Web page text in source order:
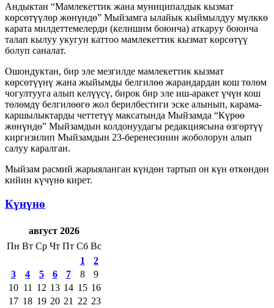
Андыктан “Мамлекеттик жана муниципалдык кызмат
көрсөтүүлөр жөнүндө” Мыйзамга ылайык кыймылдуу мүлккө
карата милдеттемелерди (келишим боюнча) аткаруу боюнча
талап кылуу укугун каттоо мамлекеттик кызмат көрсөтүү
болуп саналат.
Ошондуктан, бир эле мезгилде мамлекеттик кызмат
көрсөтүүнү жана жыйымды белгилөө жарандардан кош төлөм
чогултууга алып келүүсү, бирок бир эле иш-аракет үчүн кош
төлөмдү белгилөөгө жол берилбестиги эске алынып, карама-
каршылыктарды четтетүү максатында Мыйзамда “Күрөө
жөнүндө” Мыйзамдын колдонуудагы редакциясына өзгөртүү
киргизилип Мыйзамдын 23-беренесинин жоболорун алып
салуу каралган.
Мыйзам расмий жарыяланган күндөн тартып он күн өткөндөн
кийин күчүнө кирет.
Күнүнө
август 2026
Пн Вт Ср Чт Пт Сб Вс
1
2
3
4 5 6 7 8
9
10 11 12 13 14 15 16
17 18 19 20 21 22 23